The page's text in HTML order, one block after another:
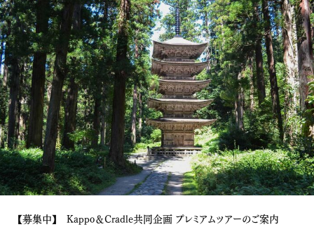
【募集中】 Kappo＆Cradle共同企画 プレミアムツアーのご案内